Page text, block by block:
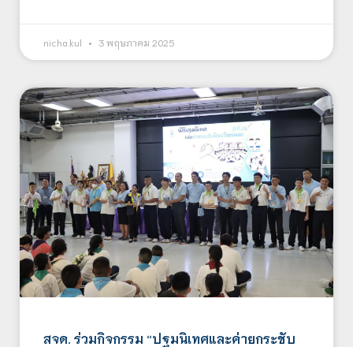
nicha.kul 3 พฤษภาคม 2025
สจด. ร่วมกิจกรรม “ปฐมนิเทศและค่ายกระชับ